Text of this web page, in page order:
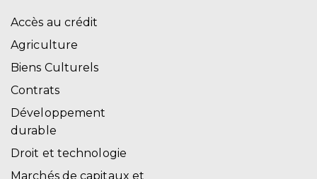
Accès au crédit
Agriculture
Biens Culturels
Contrats
Développement
durable
Droit et technologie
Marchés de capitaux et